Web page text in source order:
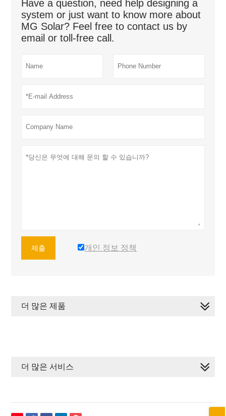
Have a question, need help designing a
system or just want to know more about
MG Solar? Feel free to contact us by
email or toll-free call.
제출 개인 정보 정책
더 많은 제품
더 많은 서비스